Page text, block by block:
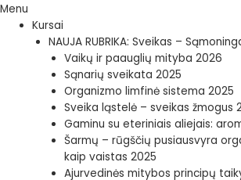
Menu
Kursai
NAUJA RUBRIKA: Sveikas –
Vaikų ir paauglių mityba 2026
Sąnarių sveikata 2025
Organizmo limfinė sistema 2025
Sveika ląstelė – sveikas žmogus
Gaminu su eteriniais aliejais:
Šarmų – rūgščių pusiausvyra
kaip vaistas 2025
Ajurvedinės mitybos principų